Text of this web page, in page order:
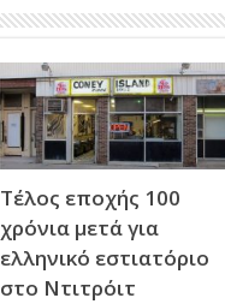
Τέλος εποχής 100
χρόνια μετά για
ελληνικό εστιατόριο
στο Ντιτρόιτ